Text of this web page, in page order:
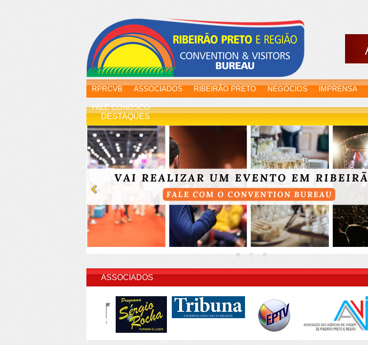
RPRCVB ASSOCIADOS RIBEIRÃO PRETO NEGÓCIOS IMPRENSA
FALE CONOSCO
DESTAQUES
ASSOCIADOS